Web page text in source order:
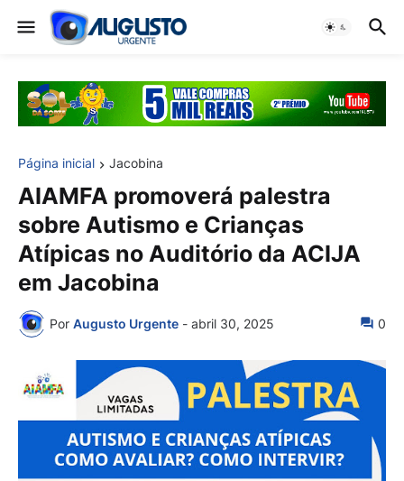
Página inicial Jacobina
AIAMFA promoverá palestra
sobre Autismo e Crianças
Atípicas no Auditório da ACIJA
em Jacobina
Por Augusto Urgente - abril 30, 2025 0